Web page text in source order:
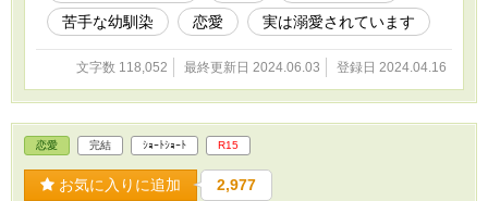
苦手な幼馴染
恋愛 実は溺愛されています
文字数 118,052 最終更新日 2024.06.03 登録日 2024.04.16
恋愛 完結 ｼｮｰﾄｼｮｰﾄ R15
お気に入りに追加 2,977